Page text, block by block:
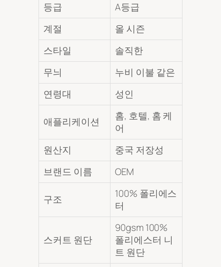
등급
A등급
계절
올 시즌
스타일
솔직한
무늬
누비 이불 같은
연령대
성인
애플리케이션
홈, 호텔, 홈 케
어
원산지
중국 저장성
브랜드 이름
OEM
구조
100% 폴리에스
터
스커트 원단
90gsm 100%
폴리에스터 니
트 원단